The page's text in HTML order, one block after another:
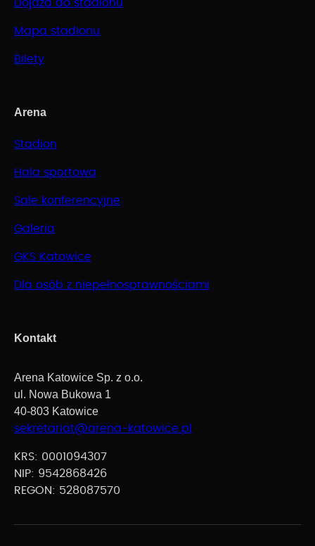
Dojazd do stadionu
Mapa stadionu
Bilety
Arena
Stadion
Hala sportowa
Sale konferencyjne
Galeria
GKS Katowice
Dla osób z niepełnosprawnościami
Kontakt
Arena Katowice Sp. z o.o.
ul. Nowa Bukowa 1
40-803 Katowice
sekretariat@arena-katowice.pl
KRS: 0001094307
NIP: 9542868426
REGON: 528087570